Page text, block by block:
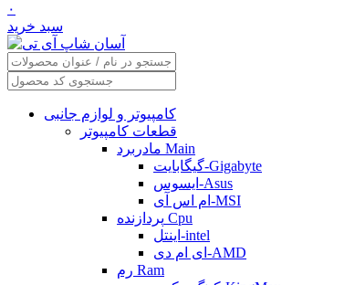
۰
سبد خرید
کامپیوتر و لوازم جانبی
قطعات کامپیوتر
مادربرد Main
گیگابایت-Gigabyte
ایسوس-Asus
ام اس آی-MSI
پردازنده Cpu
اینتل-intel
ای ام دی-AMD
رم Ram